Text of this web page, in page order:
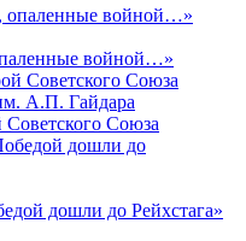
войной…»
А.П. Гайдара
Союза
дошли до Рейхстага»